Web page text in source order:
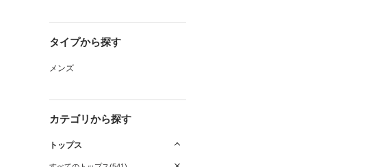
タイプから探す
メンズ
カテゴリから探す
トップス